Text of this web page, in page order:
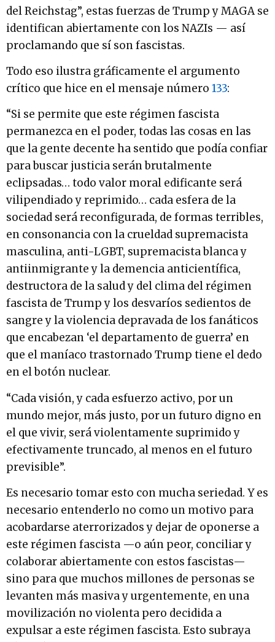
del Reichstag”, estas fuerzas de Trump y MAGA se
identifican abiertamente con los NAZIs — así
proclamando que sí son fascistas.
Todo eso ilustra gráficamente el argumento
crítico que hice en el mensaje número 133:
“Si se permite que este régimen fascista
permanezca en el poder, todas las cosas en las
que la gente decente ha sentido que podía confiar
para buscar justicia serán brutalmente
eclipsadas… todo valor moral edificante será
vilipendiado y reprimido… cada esfera de la
sociedad será reconfigurada, de formas terribles,
en consonancia con la crueldad supremacista
masculina, anti-LGBT, supremacista blanca y
antiinmigrante y la demencia anticientífica,
destructora de la salud y del clima del régimen
fascista de Trump y los desvaríos sedientos de
sangre y la violencia depravada de los fanáticos
que encabezan ‘el departamento de guerra’ en
que el maníaco trastornado Trump tiene el dedo
en el botón nuclear.
“Cada visión, y cada esfuerzo activo, por un
mundo mejor, más justo, por un futuro digno en
el que vivir, será violentamente suprimido y
efectivamente truncado, al menos en el futuro
previsible”.
Es necesario tomar esto con mucha seriedad. Y es
necesario entenderlo no como un motivo para
acobardarse aterrorizados y dejar de oponerse a
este régimen fascista —o aún peor, conciliar y
colaborar abiertamente con estos fascistas—
sino para que muchos millones de personas se
levanten más masiva y urgentemente, en una
movilización no violenta pero decidida a
expulsar a este régimen fascista. Esto subraya